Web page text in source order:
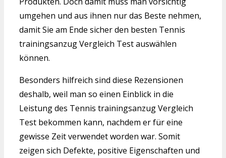
umgehen und aus ihnen nur das Beste nehmen,
damit Sie am Ende sicher den besten Tennis
trainingsanzug Vergleich Test auswählen
können.
Besonders hilfreich sind diese Rezensionen
deshalb, weil man so einen Einblick in die
Leistung des Tennis trainingsanzug Vergleich
Test bekommen kann, nachdem er für eine
gewisse Zeit verwendet worden war. Somit
zeigen sich Defekte, positive Eigenschaften und